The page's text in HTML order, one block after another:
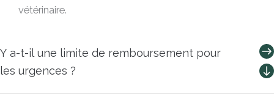
vétérinaire.
Y a-t-il une limite de remboursement pour
les urgences ?